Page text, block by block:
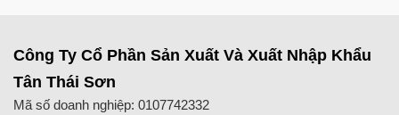
Công Ty Cổ Phần Sản Xuất Và Xuất Nhập Khẩu
Tân Thái Sơn
Mã số doanh nghiệp: 0107742332